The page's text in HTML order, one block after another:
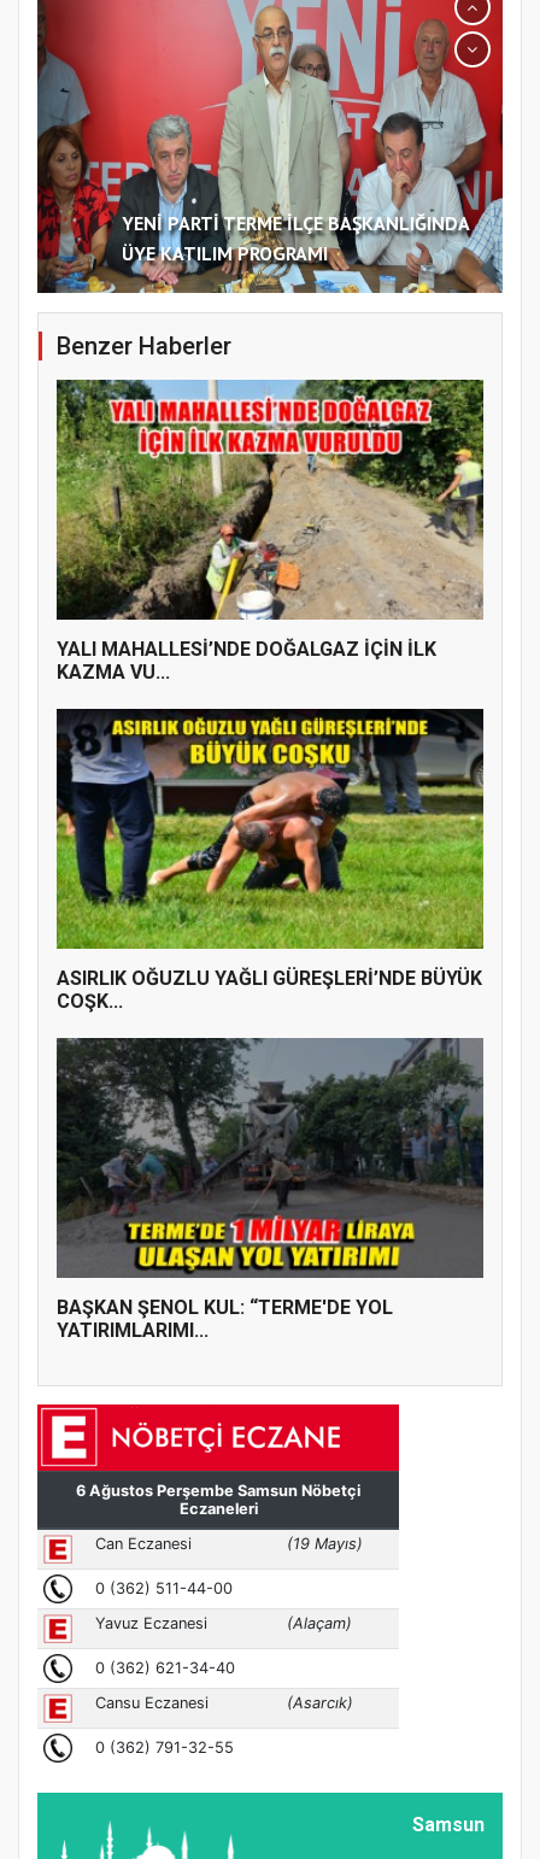
YENİ PARTİ TERME İLÇE BAŞKANLIĞINDA
ÜYE KATILIM PROGRAMI
Benzer Haberler
YALI MAHALLESİ’NDE DOĞALGAZ İÇİN İLK
KAZMA VU...
ASIRLIK OĞUZLU YAĞLI GÜREŞLERİ’NDE BÜYÜK
COŞK...
BAŞKAN ŞENOL KUL: “TERME'DE YOL
YATIRIMLARIMI...
Samsun